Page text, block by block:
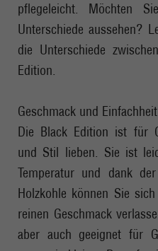
pflegeleicht. Möchten
Unterschiede aussehen?
die Unterschiede
Edition.
Geschmack und
Die Black Edition ist für
und Stil lieben. Sie ist
Temperatur und dank
Holzkohle können Sie
reinen Geschmack
aber auch geeignet für